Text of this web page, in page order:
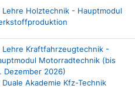
Lehre Holztechnik - Hauptmodul
Lehre Kraftfahrzeugtechnik -
Motorradtechnik (bis
Dezember 2026)
Duale Akademie Kfz-Technik